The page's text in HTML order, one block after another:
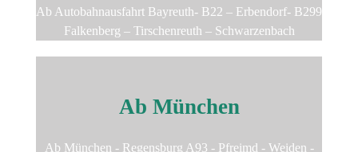
Ab Autobahnausfahrt Bayreuth- B22 – Erbendorf- B299
Falkenberg – Tirschenreuth – Schwarzenbach
Ab München
Ab München - Regensburg A93 - Pfreimd - Weiden -